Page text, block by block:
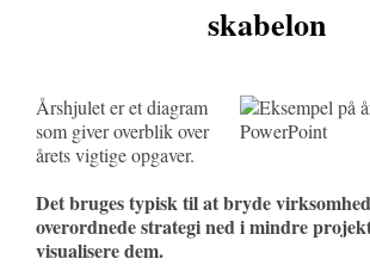
skabelon
Årshjulet er et diagram
som giver overblik over
årets vigtige opgaver.
Det bruges typisk til at bryde
overordnede strategi ned i mindre
visualisere dem.